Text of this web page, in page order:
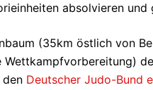
absolvieren und
(35km östlich von
Wettkampfvorbereitung)
den Deutscher Judo-Bund